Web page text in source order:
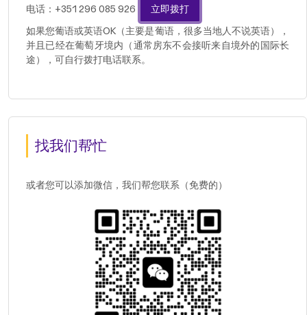
电话：+351 296 085 926
立即拨打
如果您葡语或英语OK（主要是葡语，很多当地人不说英语），
并且已经在葡萄牙境内（通常房东不会接听来自境外的国际长
途），可自行拨打电话联系。
找我们帮忙
或者您可以添加微信，我们帮您联系（免费的）